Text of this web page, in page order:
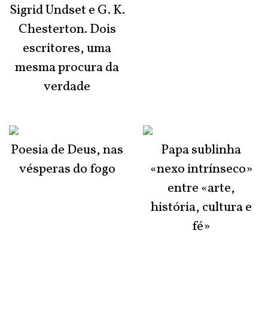
Sigrid Undset e G. K.
Chesterton. Dois
escritores, uma
mesma procura da
verdade
Poesia de Deus, nas
vésperas do fogo
Papa sublinha
«nexo intrínseco»
entre «arte,
história, cultura e
fé»